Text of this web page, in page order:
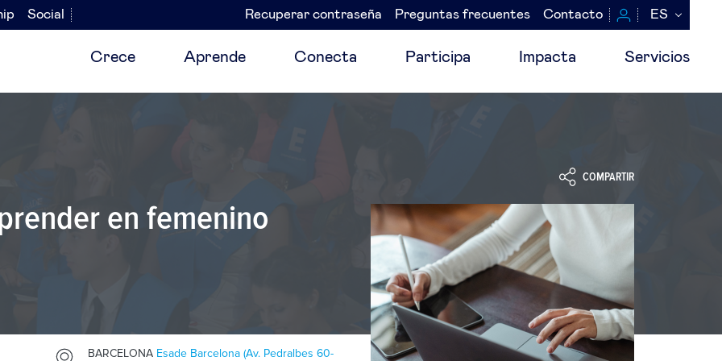
Social
Navegación
secundaria
Recuperar contraseña Preguntas frecuentes Contacto ES
Crece Aprende Conecta Participa Impacta Servicios
COMPARTIR
en femenino
BARCELONAEsade Barcelona (Av. Pedralbes 60-